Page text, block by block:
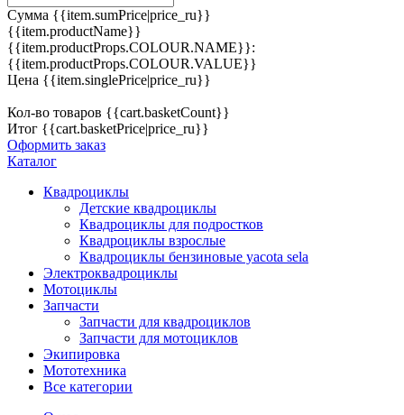
Сумма {{item.sumPrice|price_ru}}
{{item.productName}}
{{item.productProps.COLOUR.NAME}}:
{{item.productProps.COLOUR.VALUE}}
Цена {{item.singlePrice|price_ru}}
Кол-во товаров {{cart.basketCount}}
Итог {{cart.basketPrice|price_ru}}
Оформить заказ
Каталог
Квадроциклы
Детские квадроциклы
Квадроциклы для подростков
Квадроциклы взрослые
Квадроциклы бензиновые yacota sela
Электроквадроциклы
Мотоциклы
Запчасти
Запчасти для квадроциклов
Запчасти для мотоциклов
Экипировка
Мототехника
Все категории